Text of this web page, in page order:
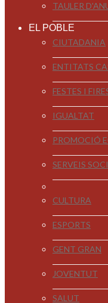
TAULER
EL POBLE
CIUTADANIA
ENTITATS
FESTES I
IGUALTAT
PROMOCIÓ
SERVEIS
CULTURA
ESPORTS
GENT GRAN
JOVENTUT
SALUT